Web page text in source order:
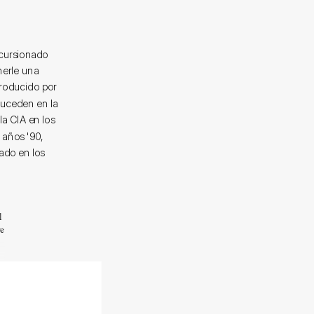
una
por
en la
CIA en los
'90,
en los